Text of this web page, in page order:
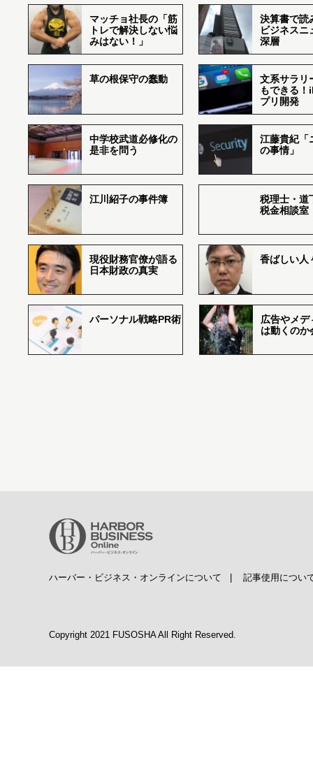
マッチョ社長の「筋
トレで解決しない悩
みはない！」
決算書で読
ビジネスニ
深層
草の根保守の蠢動
文系サラリ
もできる
プリ開発
中学校武道必修化の
是非を問う
江藤貴紀「
の事情」
江川紹子の事件簿
税理士・道
税金相談室
現役財務官僚が語る
日本財政の真実
香ばしい
パーソナル戦略PR術
広告やメデ
は動くのか
ハーバー・ビジネス・オンラインについて 記事使用につい
Copyright 2021 FUSOSHA All Right Reserved.